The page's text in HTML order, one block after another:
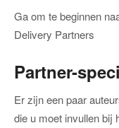
Ga om te beginnen
Delivery Partners
Partner-
Er zijn een paar
die u moet invullen bij